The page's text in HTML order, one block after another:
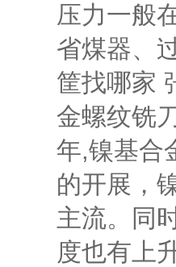
压力一般
省煤器、
筐找哪家
金螺纹铣
年,镍基合
的开展，
主流。同
度也有上